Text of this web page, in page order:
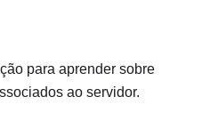
para aprender sobre
ao servidor.